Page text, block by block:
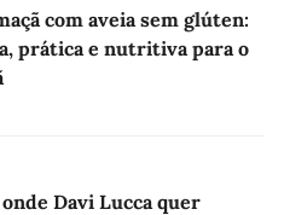
com aveia sem glúten:
prática e nutritiva para o
Davi Lucca quer